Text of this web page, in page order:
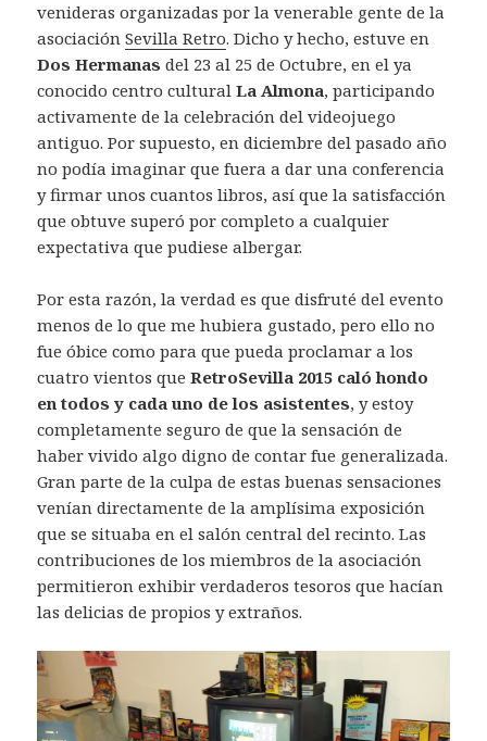
venideras organizadas por la venerable gente de la
asociaciónSevilla Retro. Dicho y hecho, estuve en
Dos Hermanas del 23 al 25 de Octubre, en el ya
conocido centro culturalLa Almona, participando
activamente de la celebración del videojuego
antiguo. Por supuesto, en diciembre del pasado año
no podía imaginar que fuera a dar una conferencia
y firmar unos cuantos libros, así que la satisfacción
que obtuve superó por completo a cualquier
expectativa que pudiese albergar.
Por esta razón, la verdad es que disfruté del evento
menos de lo que me hubiera gustado, pero ello no
fue óbice como para que pueda proclamar a los
cuatro vientos queRetroSevilla 2015 caló hondo
en todos y cada uno de los asistentes, y estoy
completamente seguro de que la sensación de
haber vivido algo digno de contar fue generalizada.
Gran parte de la culpa de estas buenas sensaciones
venían directamente de la amplísima exposición
que se situaba en el salón central del recinto. Las
contribuciones de los miembros de la asociación
permitieron exhibir verdaderos tesoros que hacían
las delicias de propios y extraños.